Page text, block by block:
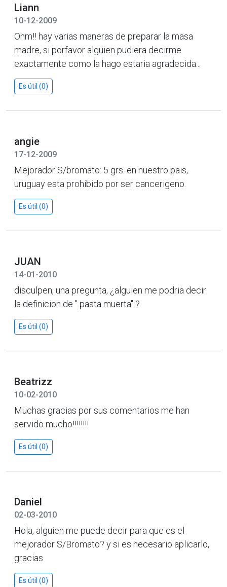
Liann
10-12-2009
Ohm!! hay varias maneras de preparar la masa
madre, si porfavor alguien pudiera decirme
exactamente como la hago estaria agradecida...
Es útil (0)
angie
17-12-2009
Mejorador S/bromato: 5 grs. en nuestro pais,
uruguay esta prohibido por ser cancerigeno.
Es útil (0)
JUAN
14-01-2010
disculpen, una pregunta, ¿alguien me podria decir
la definicion de " pasta muerta" ?
Es útil (0)
Beatrizz
10-02-2010
Muchas gracias por sus comentarios me han
servido mucho!!!!!!!!
Es útil (0)
Daniel
02-03-2010
Hola, alguien me puede decir para que es el
mejorador S/Bromato? y si es necesario aplicarlo,
gracias
Es útil (0)